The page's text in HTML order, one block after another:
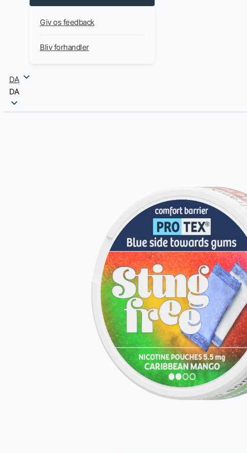
Giv os feedback
Bliv forhandler
DA
DA